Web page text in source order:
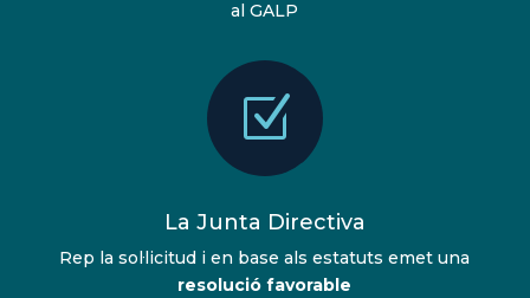
al GALP
Z
La Junta Directiva
Rep la sol·licitud i en base als estatuts emet una
resolució favorable